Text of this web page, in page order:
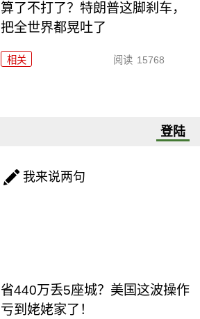
算了不打了？特朗普这脚刹车，
把全世界都晃吐了
相关 阅读 15768
登陆
我来说两句
省440万丢5座城？美国这波操作
亏到姥姥家了！